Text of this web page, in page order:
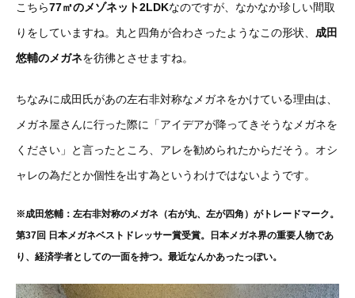
こちら77㎡のメゾネット2LDKなのですが、なかなか珍しい間取
りをしていますね。丸と四角が合わさったようなこの形状、 成田
悠輔のメガネを彷彿とさせますね。
ちなみに成田氏があの左右非対称なメガネをかけている理由は、
メガネ屋さんに行った際に「アイデアが降ってきそうなメガネを
ください」と言ったところ、アレを勧められたからだそう。オシ
ャレの為だとか個性を出す為というわけではないようです。
※成田悠輔：左右非対称のメガネ（右が丸、左が四角）がトレードマーク。
第37回 日本メガネベストドレッサー賞受賞。日本メガネ界の重要人物であ
り、経済学者としての一面を持つ。最近なんかあったっぽい。